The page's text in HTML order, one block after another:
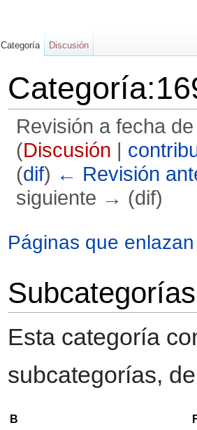
Revisión a fecha
(Discusión |
(dif) ← Revisión
siguiente → (dif)
Páginas que
Subcategorías
Esta categoría
subcategorías,
B
Categoría Discusión